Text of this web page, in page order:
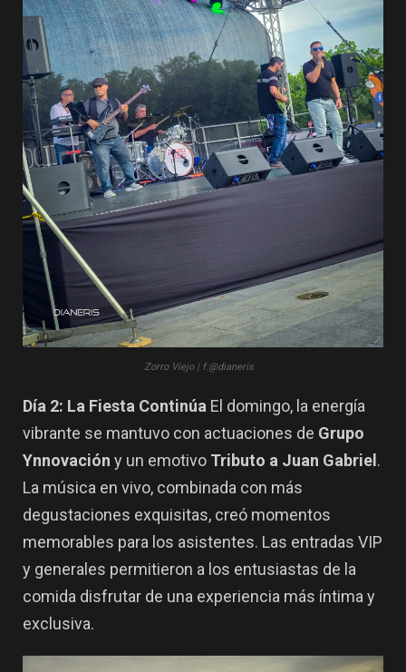
Zorro Viejo | f:@dianeris
Día 2: La Fiesta Continúa El domingo, la energía
vibrante se mantuvo con actuaciones de Grupo
Ynnovación y un emotivo Tributo a Juan Gabriel .
La música en vivo, combinada con más
degustaciones exquisitas, creó momentos
memorables para los asistentes. Las entradas VIP
y generales permitieron a los entusiastas de la
comida disfrutar de una experiencia más íntima y
exclusiva.